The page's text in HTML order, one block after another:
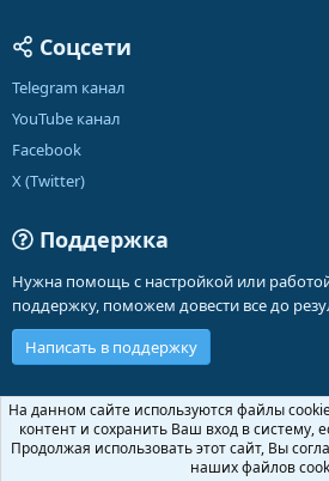
Соцсети
Telegram канал
YouTube канал
Facebook
X (Twitter)
Поддержка
Нужна помощь с настройкой или
поддержку, поможем довести все до
Написать в поддержку
Russian (RU)
Обратная связь
Условия и правила
Политика конфиденциальности
На данном сайте используются файлы
контент и сохранить Ваш вход в систему,
Продолжая использовать этот сайт, Вы
наших файлов